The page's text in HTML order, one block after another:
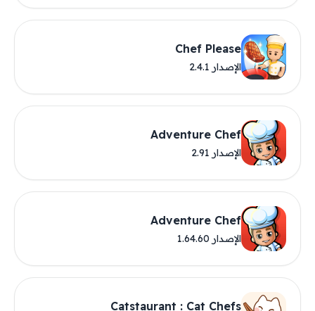
Chef Please
الإصدار 2.4.1
Adventure Chef
الإصدار 2.91
Adventure Chef
الإصدار 1.64.60
Catstaurant : Cat Chefs